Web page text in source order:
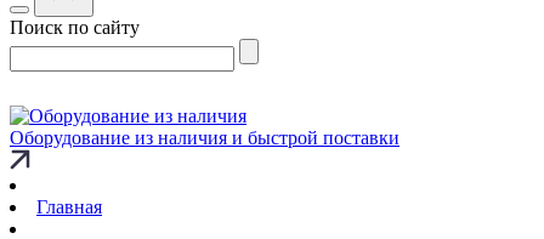
Поиск по сайту
Оборудование из наличия и быстрой поставки
Главная